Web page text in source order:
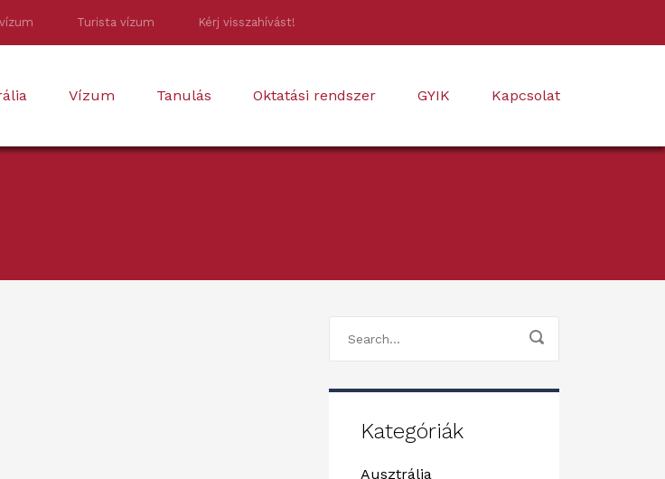
Turista vízum Kérj visszahívást!
Vízum Tanulás Oktatási rendszer GYIK Kapcsolat
Kategóriák
Ausztrália